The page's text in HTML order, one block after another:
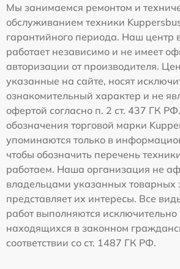
Мы занимаемся ремонтом и
обслуживанием техники
гарантийного периода. Наш центр
работает независимо и не имеет
авторизации от производителя.
указанные на сайте, носят
ознакомительный характер и не
офертой согласно п. 2 ст. 437 ГК
обозначения торговой марки
упоминаются только в
чтобы обозначить перечень
работаем. Наша организация не
владельцами указанных товарных
представляет их интересы. Все
работ выполняются исключительно
находящихся в законном
соответствии со ст. 1487 ГК РФ.